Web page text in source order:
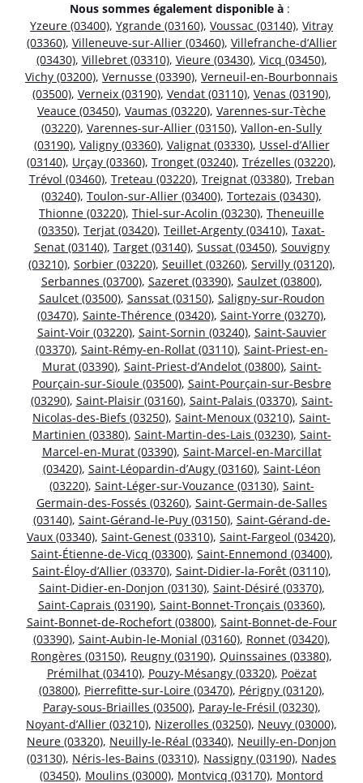
Nous sommes également disponible à :
Yzeure (03400), Ygrande (03160), Voussac (03140), Vitray
(03360), Villeneuve-sur-Allier (03460), Villefranche-d’Allier
(03430), Villebret (03310), Vieure (03430), Vicq (03450),
Vichy (03200), Vernusse (03390), Verneuil-en-Bourbonnais
(03500), Verneix (03190), Vendat (03110), Venas (03190),
Veauce (03450), Vaumas (03220), Varennes-sur-Tèche
(03220), Varennes-sur-Allier (03150), Vallon-en-Sully
(03190), Valigny (03360), Valignat (03330), Ussel-d’Allier
(03140), Urçay (03360), Tronget (03240), Trézelles (03220),
Trévol (03460), Treteau (03220), Treignat (03380), Treban
(03240), Toulon-sur-Allier (03400), Tortezais (03430),
Thionne (03220), Thiel-sur-Acolin (03230), Theneuille
(03350), Terjat (03420), Teillet-Argenty (03410), Taxat-
Senat (03140), Target (03140), Sussat (03450), Souvigny
(03210), Sorbier (03220), Seuillet (03260), Servilly (03120),
Serbannes (03700), Sazeret (03390), Saulzet (03800),
Saulcet (03500), Sanssat (03150), Saligny-sur-Roudon
(03470), Sainte-Thérence (03420), Saint-Yorre (03270),
Saint-Voir (03220), Saint-Sornin (03240), Saint-Sauvier
(03370), Saint-Rémy-en-Rollat (03110), Saint-Priest-en-
Murat (03390), Saint-Priest-d’Andelot (03800), Saint-
Pourçain-sur-Sioule (03500), Saint-Pourçain-sur-Besbre
(03290), Saint-Plaisir (03160), Saint-Palais (03370), Saint-
Nicolas-des-Biefs (03250), Saint-Menoux (03210), Saint-
Martinien (03380), Saint-Martin-des-Lais (03230), Saint-
Marcel-en-Murat (03390), Saint-Marcel-en-Marcillat
(03420), Saint-Léopardin-d’Augy (03160), Saint-Léon
(03220), Saint-Léger-sur-Vouzance (03130), Saint-
Germain-des-Fossés (03260), Saint-Germain-de-Salles
(03140), Saint-Gérand-le-Puy (03150), Saint-Gérand-de-
Vaux (03340), Saint-Genest (03310), Saint-Fargeol (03420),
Saint-Étienne-de-Vicq (03300), Saint-Ennemond (03400),
Saint-Éloy-d’Allier (03370), Saint-Didier-la-Forêt (03110),
Saint-Didier-en-Donjon (03130), Saint-Désiré (03370),
Saint-Caprais (03190), Saint-Bonnet-Tronçais (03360),
Saint-Bonnet-de-Rochefort (03800), Saint-Bonnet-de-Four
(03390), Saint-Aubin-le-Monial (03160), Ronnet (03420),
Rongères (03150), Reugny (03190), Quinssaines (03380),
Prémilhat (03410), Pouzy-Mésangy (03320), Poëzat
(03800), Pierrefitte-sur-Loire (03470), Périgny (03120),
Paray-sous-Briailles (03500), Paray-le-Frésil (03230),
Noyant-d’Allier (03210), Nizerolles (03250), Neuvy (03000),
Neure (03320), Neuilly-le-Réal (03340), Neuilly-en-Donjon
(03130), Néris-les-Bains (03310), Nassigny (03190), Nades
(03450), Moulins (03000), Montvicq (03170), Montord